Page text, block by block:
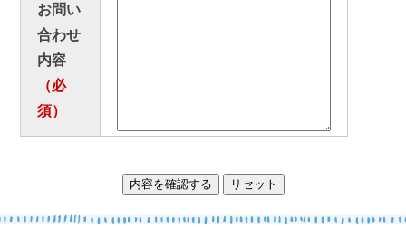
ふるさと納税
お問い
合わせ
内容
（必
須）